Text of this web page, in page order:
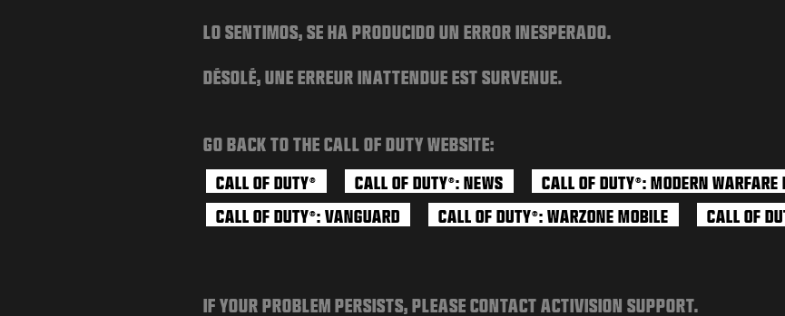
LO SENTIMOS, SE HA PRODUCIDO UN ERROR INESPERADO.
DÉSOLÉ, UNE ERREUR INATTENDUE EST SURVENUE.
GO BACK TO THE CALL OF DUTY WEBSITE:
CALL OF DUTY® CALL OF DUTY®: NEWS CALL OF DUTY®: MODERN WARFARE II
CALL OF DUTY®: VANGUARD CALL OF DUTY®: WARZONE MOBILE CALL OF
IF YOUR PROBLEM PERSISTS, PLEASE CONTACT ACTIVISION SUPPORT.